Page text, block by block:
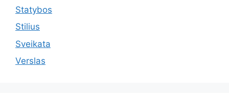
Statybos
Stilius
Sveikata
Verslas